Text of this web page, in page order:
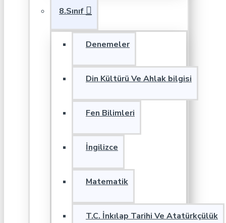
8.Sınıf
Denemeler
Din Kültürü Ve Ahlak bilgisi
Fen Bilimleri
İngilizce
Matematik
T.C. İnkılap Tarihi Ve Atatürkçülük